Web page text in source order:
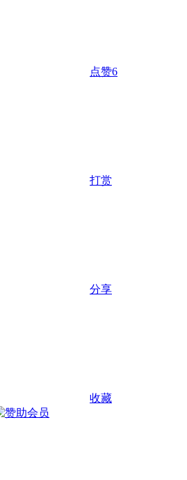
点赞6
打赏
分享
收藏